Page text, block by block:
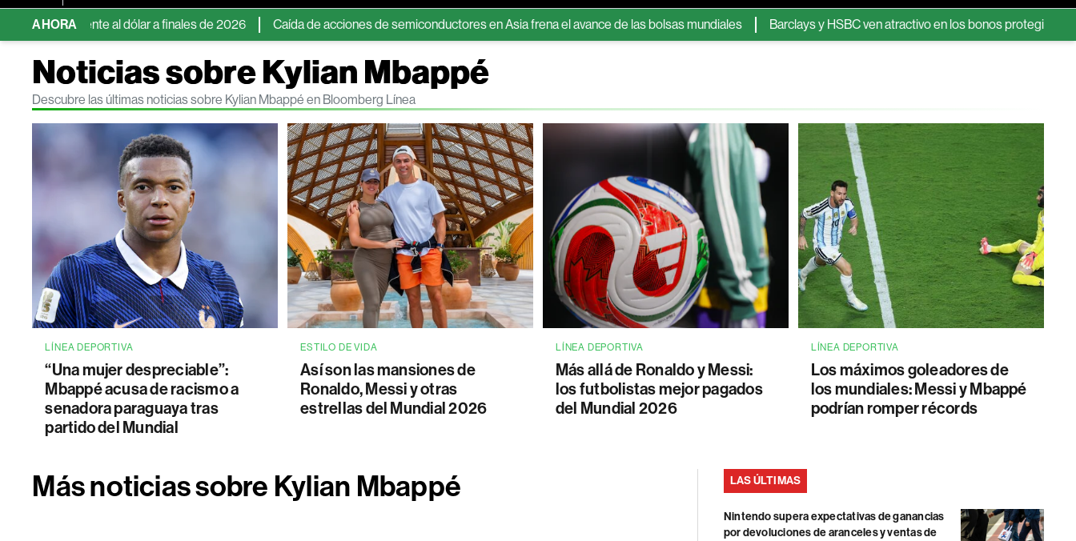
AHORA
frente al dólar a finales de 2026 Caída de acciones de semiconductores en Asia frena el avance de las bolsas mundiales Barclays y HSBC ven atractivo en los bonos protegidos contra la
Noticias sobre Kylian Mbappé
Descubre las últimas noticias sobre Kylian Mbappé en Bloomberg Línea
LÍNEA DEPORTIVA
“Una mujer despreciable”:
Mbappé acusa de racismo a
senadora paraguaya tras
partido del Mundial
ESTILO DE VIDA
Así son las mansiones de
Ronaldo, Messi y otras
estrellas del Mundial 2026
LÍNEA DEPORTIVA
Más allá de Ronaldo y Messi:
los futbolistas mejor pagados
del Mundial 2026
LÍNEA DEPORTIVA
Los máximos goleadores de
los mundiales: Messi y Mbappé
podrían romper récords
Más noticias sobre Kylian Mbappé LAS ÚLTIMAS
Nintendo supera expectativas de ganancias
por devoluciones de aranceles y ventas de